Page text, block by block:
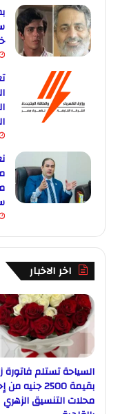
اخر الاخبار
السياحة تستلم فاتورة
بقيمة 2500 جنيه
محلات التنسيق الزهري